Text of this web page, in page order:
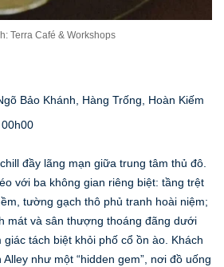
Terra Café & Workshops
Bảo Khánh, Hàng Trống, Hoàn Kiếm
đầy lãng mạn giữa trung tâm thủ đô.
với ba không gian riêng biệt: tầng trệt
tường gạch thô phủ tranh hoài niệm;
mát và sân thượng thoáng đãng dưới
tách biệt khỏi phố cổ ồn ào. Khách
như một “hidden gem”, nơi đồ uống